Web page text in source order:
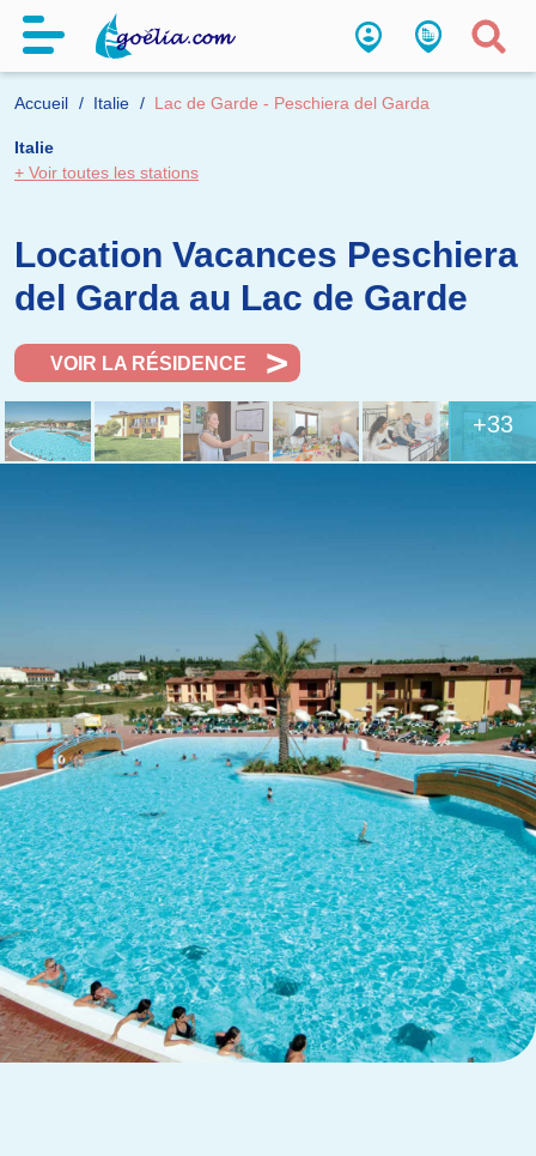
Accueil Italie Lac de Garde - Peschiera del Garda
Italie
+ Voir toutes les stations
Location Vacances Peschiera
del Garda au Lac de Garde
VOIR LA RÉSIDENCE
+33